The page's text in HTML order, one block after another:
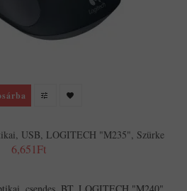
USB, LOGITECH "M235", Szürke
6,651Ft